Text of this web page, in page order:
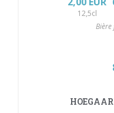
12,5cl
Bière